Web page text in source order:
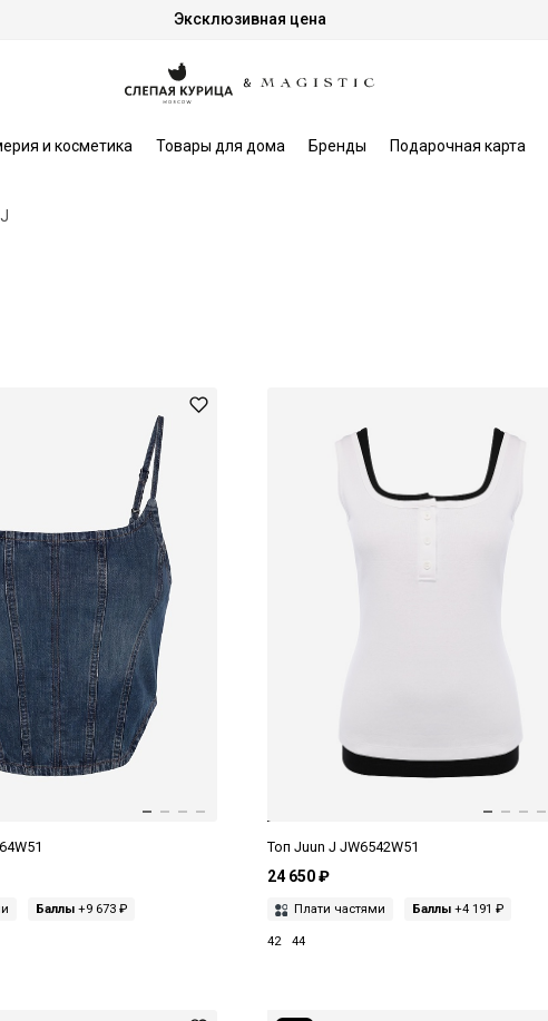
Эксклюзивная цена
и косметика Товары для дома Бренды Подарочная карта
Баллы +9 673 ₽
Топ Juun J JW6542W51
24 650 ₽
Плати частями Баллы +4 191 ₽
42 44